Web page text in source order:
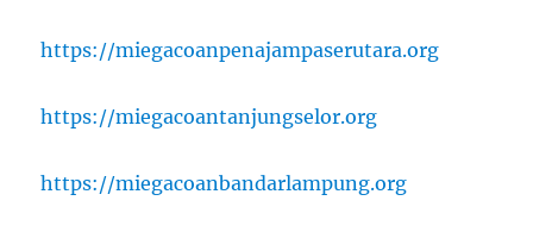
https://miegacoanpenajampaserutara.org
https://miegacoantanjungselor.org
https://miegacoanbandarlampung.org